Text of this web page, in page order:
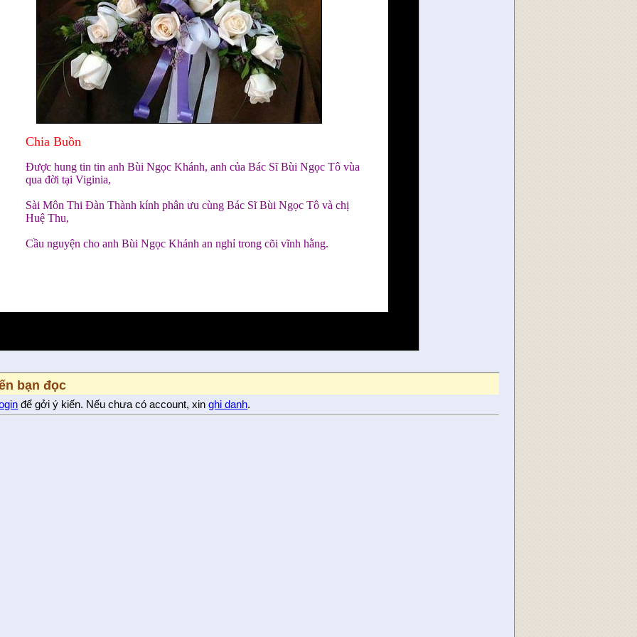
Chia Buồn
Được hung tin tin anh Bùi Ngọc Khánh, anh của Bác Sĩ Bùi Ngọc Tô vùa
qua đời tại Viginia,
Sài Môn Thi Đàn Thành kính phân ưu cùng Bác Sĩ Bùi Ngọc Tô và chị
Huệ Thu,
Cầu nguyện cho anh Bùi Ngọc Khánh an nghỉ trong cõi vĩnh hằng.
bạn đọc
để gởi ý kiến. Nếu chưa có account, xinghi danh.